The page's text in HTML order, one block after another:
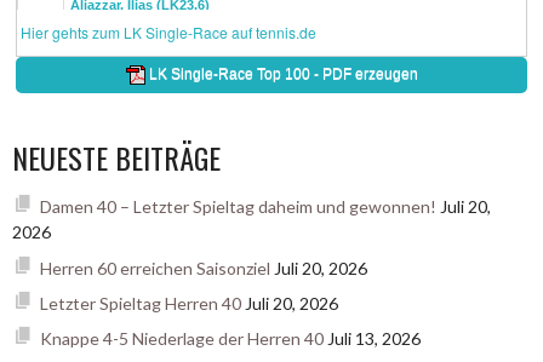
NEUESTE BEITRÄGE
Damen 40 – Letzter Spieltag daheim und gewonnen! Juli 20,
2026
Herren 60 erreichen Saisonziel Juli 20, 2026
Letzter Spieltag Herren 40 Juli 20, 2026
Knappe 4-5 Niederlage der Herren 40Juli 13, 2026